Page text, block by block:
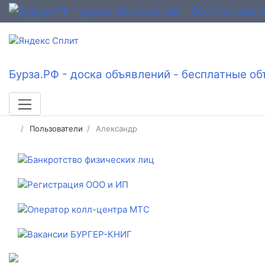
Бурза.РФ - доска объявлений - бесплатные
Пользователи Александр